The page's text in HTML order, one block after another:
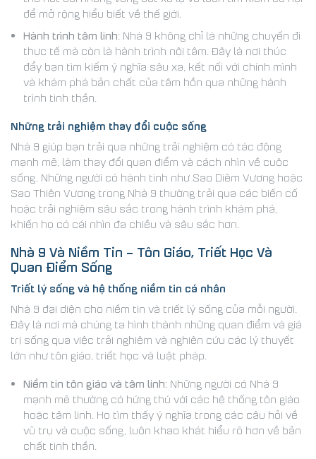
để mở rộng hiểu biết về thế giới.
Hành trình tâm linh: Nhà 9 không chỉ là những chuyến đi
thực tế mà còn là hành trình nội tâm. Đây là nơi thúc
đẩy bạn tìm kiếm ý nghĩa sâu xa, kết nối với chính mình
và khám phá bản chất của tâm hồn qua những hành
trình tinh thần.
Những trải nghiệm thay đổi cuộc sống
Nhà 9 giúp bạn trải qua những trải nghiệm có tác động
mạnh mẽ, làm thay đổi quan điểm và cách nhìn về cuộc
sống. Những người có hành tinh như Sao Diêm Vương hoặc
Sao Thiên Vương trong Nhà 9 thường trải qua các biến cố
hoặc trải nghiệm sâu sắc trong hành trình khám phá,
khiến họ có cái nhìn đa chiều và sâu sắc hơn.
Nhà 9 Và Niềm Tin – Tôn Giáo, Triết Học Và
Quan Điểm Sống
Triết lý sống và hệ thống niềm tin cá nhân
Nhà 9 đại diện cho niềm tin và triết lý sống của mỗi người.
Đây là nơi mà chúng ta hình thành những quan điểm và giá
trị sống qua việc trải nghiệm và nghiên cứu các lý thuyết
lớn như tôn giáo, triết học và luật pháp.
Niềm tin tôn giáo và tâm linh: Những người có Nhà 9
mạnh mẽ thường có hứng thú với các hệ thống tôn giáo
hoặc tâm linh. Họ tìm thấy ý nghĩa trong các câu hỏi về
vũ trụ và cuộc sống, luôn khao khát hiểu rõ hơn về bản
chất tinh thần.